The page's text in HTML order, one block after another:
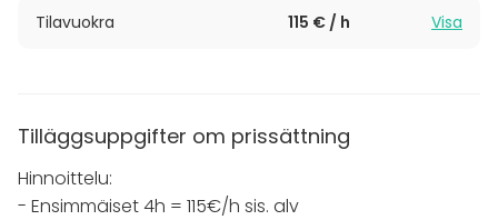
Tilavuokra 115 € / h Visa
Tilläggsuppgifter om prissättning
Hinnoittelu:
- Ensimmäiset 4h = 115€/h sis. alv